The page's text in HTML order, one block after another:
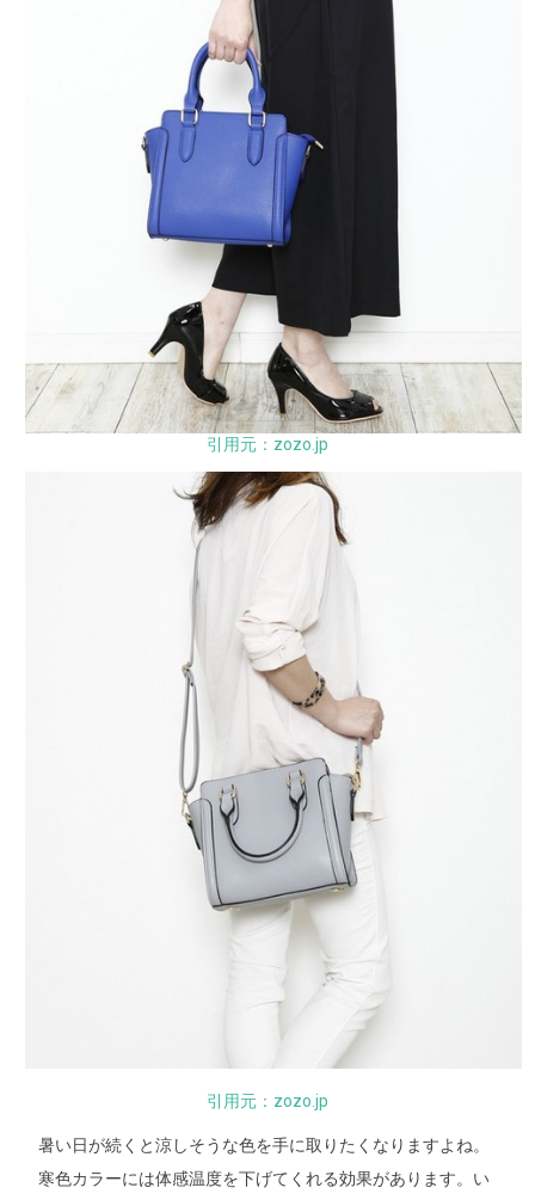
引用元：zozo.jp
引用元：zozo.jp
暑い日が続くと涼しそうな色を手に取りたくなりますよね。
寒色カラーには体感温度を下げてくれる効果があります。い